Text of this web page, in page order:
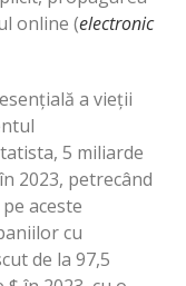
online (electronic
a vieții
5 miliarde
2023, petrecând
aceste
cu
de la 97,5